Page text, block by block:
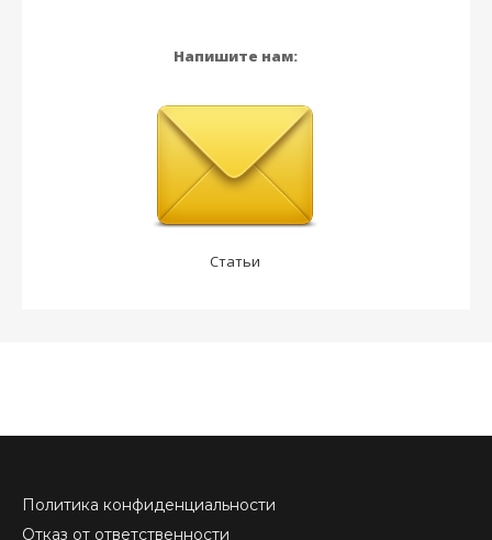
Напишите нам:
Статьи
Политика конфиденциальности
Отказ от ответственности